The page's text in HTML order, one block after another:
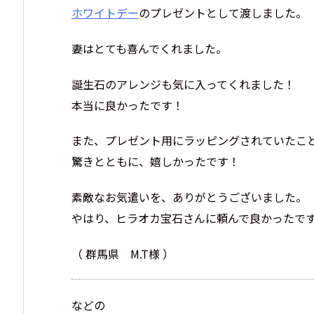
ホワイトデーのプレゼントとして渡しました。
妻はとても喜んでくれました。
誕生石のアレンジも気に入ってくれました！
本当に良かったです！
また、プレゼント用にラッピングされていたこと
驚きとともに、嬉しかったです！
素敵なお気遣いを、ありがとうございました。
やはり、ヒラオカ宝石さんに頼んで良かったで
（ 群馬県 M.T様 ）
などの